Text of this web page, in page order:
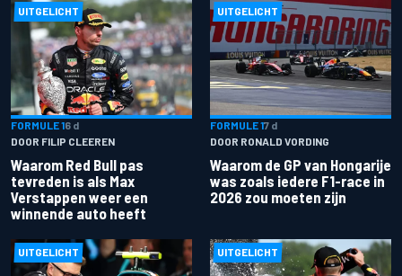
UITGELICHT
FORMULE 16 d
DOOR FILIP CLEEREN
Waarom Red Bull pas
tevreden is als Max
Verstappen weer een
winnende auto heeft
UITGELICHT
FORMULE 17 d
DOOR RONALD VORDING
Waarom de GP van Hongarije
was zoals iedere F1-race in
2026 zou moeten zijn
UITGELICHT UITGELICHT